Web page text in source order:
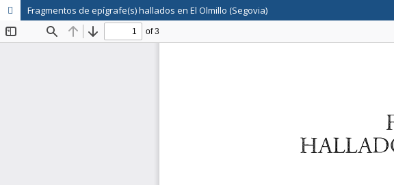
Fragmentos de epígrafe(s) hallados en El Olmillo (Segovia)